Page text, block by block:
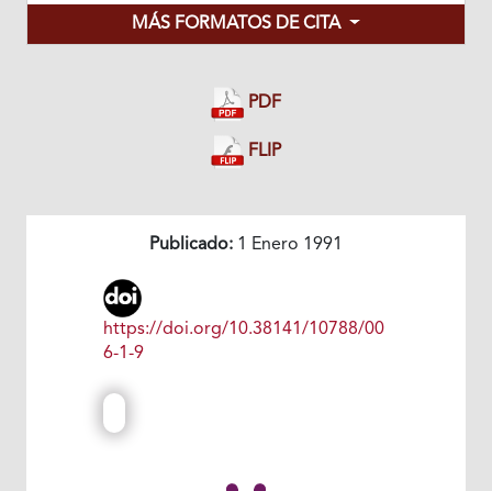
MÁS FORMATOS DE CITA
PDF
FLIP
Publicado: 1 Enero 1991
https://doi.org/10.38141/10788/00
6-1-9